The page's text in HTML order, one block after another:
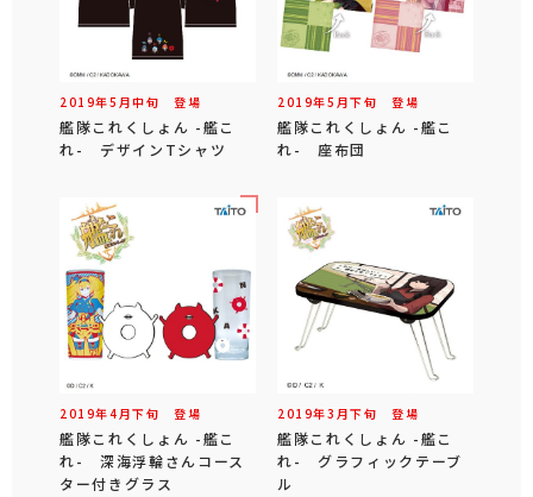
2019年5 月中旬 登場
艦隊これくしょん -艦こ
れ- デザインTシャツ
2019年5 月下旬 登場
艦隊これくしょん -艦こ
れ- 座布団
2019年4 月下旬 登場
艦隊これくしょん -艦こ
れ- 深海浮輪さんコース
ター付きグラス
2019年3 月下旬 登場
艦隊これくしょん -艦こ
れ- グラフィックテーブ
ル